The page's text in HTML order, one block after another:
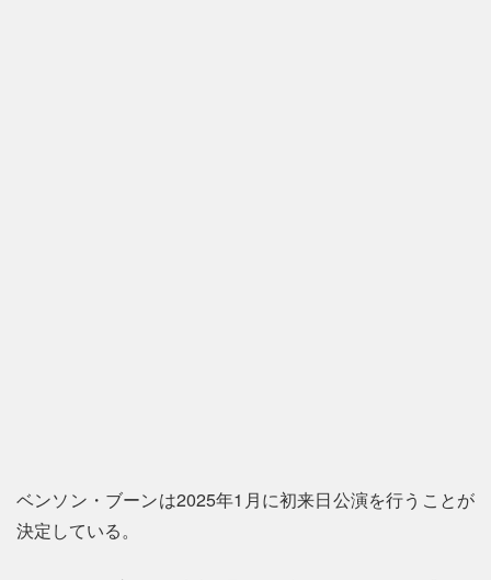
ベンソン・ブーンは2025年1月に初来日公演を行うことが
決定している。